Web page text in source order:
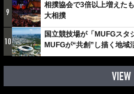
9
相撲協会で3倍以上増えた
大相撲
10
国立競技場が「MUFGス
MUFGが“共創”し描く地